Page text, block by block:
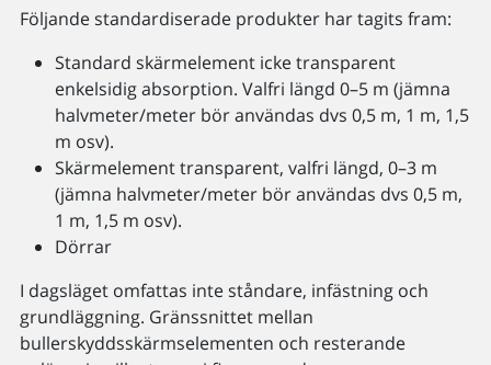
Följande standardiserade produkter har tagits fram:
Standard skärmelement icke transparent
enkelsidig absorption. Valfri längd 0–5 m (jämna
halvmeter/meter bör användas dvs 0,5 m, 1 m, 1,5
m osv).
Skärmelement transparent, valfri längd, 0–3 m
(jämna halvmeter/meter bör användas dvs 0,5 m,
1 m, 1,5 m osv).
Dörrar
I dagsläget omfattas inte ståndare, infästning och
grundläggning. Gränssnittet mellan
bullerskyddsskärmselementen och resterande